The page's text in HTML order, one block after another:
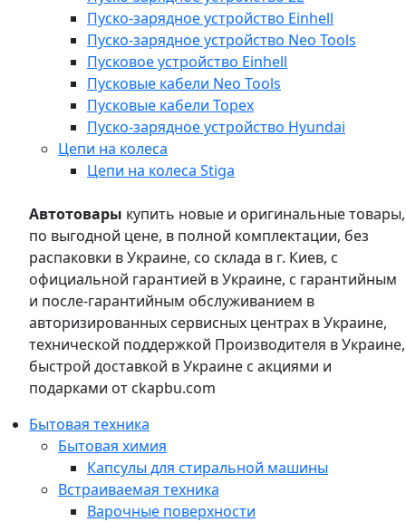
Пуско-зарядное устройство Einhell
Пуско-зарядное устройство Neo Tools
Пусковое устройство Einhell
Пусковые кабели Neo Tools
Пусковые кабели Topex
Пуско-зарядное устройство Hyundai
Цепи на колеса
Цепи на колеса Stiga
Автотовары купить новые и оригинальные товары,
по выгодной цене, в полной комплектации, без
распаковки в Украине, со склада в г. Киев, с
официальной гарантией в Украине, с гарантийным
и после-гарантийным обслуживанием в
авторизированных сервисных центрах в Украине,
технической поддержкой Производителя в Украине,
быстрой доставкой в Украине с акциями и
подарками от ckapbu.com
Бытовая техника
Бытовая химия
Капсулы для стиральной машины
Встраиваемая техника
Варочные поверхности